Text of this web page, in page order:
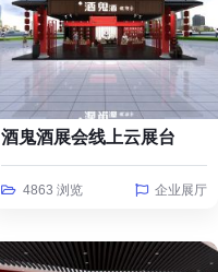
酒鬼酒展会线上云展台
4863 浏览 企业展厅